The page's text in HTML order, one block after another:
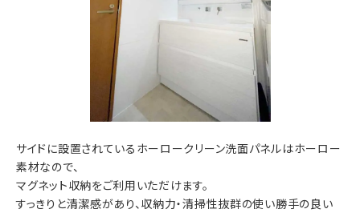
サイドに設置されているホーロークリーン洗面パネルはホーロー
素材なので、
マグネット収納をご利用いただけます。
すっきりと清潔感があり、収納力・清掃性抜群の使い勝手の良い